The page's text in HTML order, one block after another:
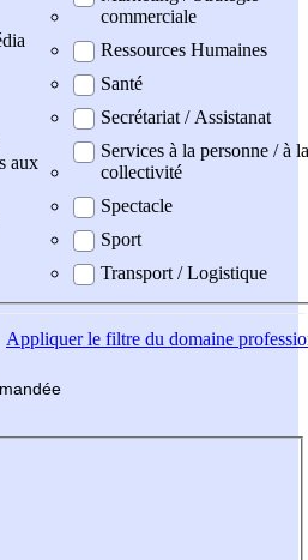
aux
commerciale
Ressources Humaines
Santé
Secrétariat / Assistanat
Services à la personne / à la
collectivité
Spectacle
Sport
Transport / Logistique
Appliquerle filtre du domaine